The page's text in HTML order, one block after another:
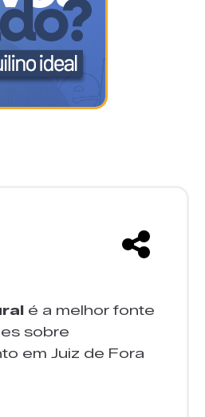
é a melhor fonte
sobre
em Juiz de Fora